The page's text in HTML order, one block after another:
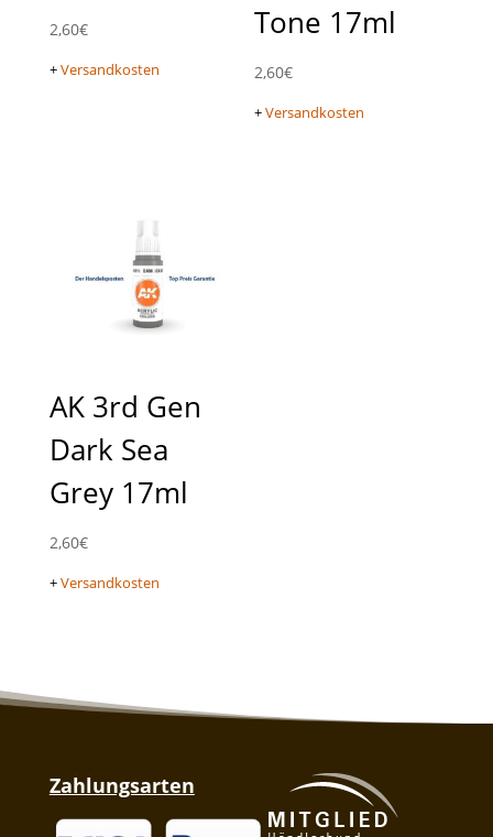
2,60€
+Versandkosten
Tone 17ml
2,60€
+Versandkosten
AK 3rd Gen
Dark Sea
Grey 17ml
2,60€
+Versandkosten
Zahlungsarten